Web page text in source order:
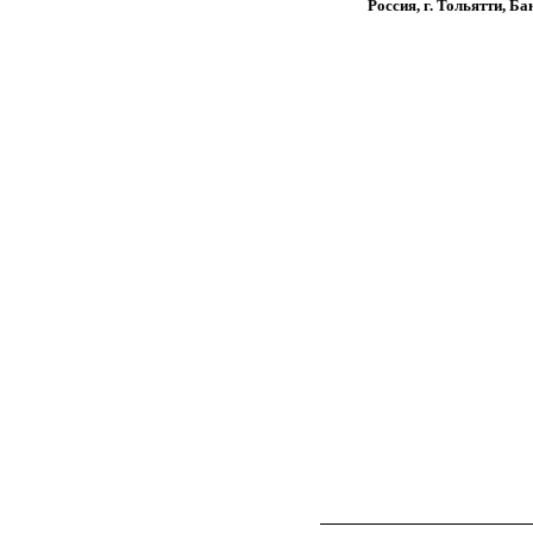
Россия, г. Тольятти,